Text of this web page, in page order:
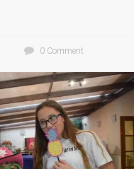
0 Comment